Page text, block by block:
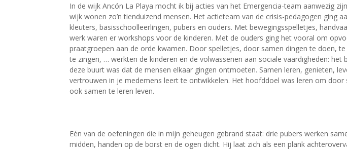
In de wijk Ancón La Playa mocht ik bij acties van het Emergencia-team aanwezig
wijk wonen zo’n tienduizend mensen. Het actieteam van de crisis-pedagogen ging
kleuters, basisschoolleerlingen, pubers en ouders. Met bewegingsspelletjes,
werk waren er workshops voor de kinderen. Met de ouders ging het vooral om
praatgroepen aan de orde kwamen. Door spelletjes, door samen dingen te doen, te
te zingen, … werkten de kinderen en de volwassenen aan sociale vaardigheden: het
deze buurt was dat de mensen elkaar gingen ontmoeten. Samen leren, genieten,
vertrouwen in je medemens leert te ontwikkelen. Het hoofddoel was leren om door
ook samen te leren leven.
Eén van de oefeningen die in mijn geheugen gebrand staat: drie pubers werken
midden, handen op de borst en de ogen dicht. Hij laat zich als een plank